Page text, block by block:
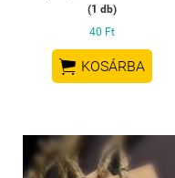
(1 db)
40 Ft
 KOSÁRBA